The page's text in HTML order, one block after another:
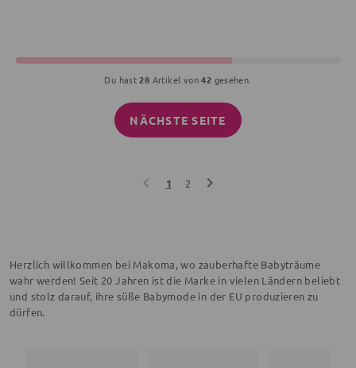
Du hast28 Artikel von42 gesehen.
NÄCHSTE SEITE
1 2
Herzlich willkommen bei Makoma, wo zauberhafte Babyträume
wahr werden! Seit 20 Jahren ist die Marke in vielen Ländern beliebt
und stolz darauf, ihre süße Babymode in der EU produzieren zu
dürfen.